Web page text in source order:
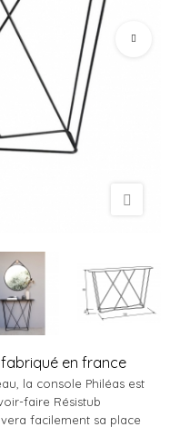
fabriqué en france
la console Philéas est
faire Résistub
facilement sa place